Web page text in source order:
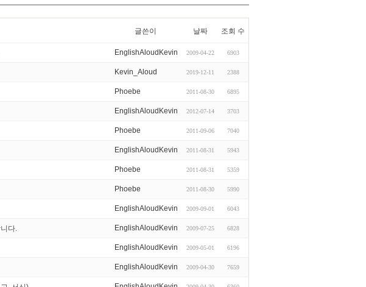
글쓴이 날짜 조회 수
EnglishAloudKevin 2009-04-22 6903
Kevin_Aloud 2019-12-11 2388
Phoebe 2011-08-30 6895
EnglishAloudKevin 2012-07-14 3703
Phoebe 2011-09-06 7040
EnglishAloudKevin 2011-08-31 5943
Phoebe 2011-08-31 5359
Phoebe 2011-08-30 5990
EnglishAloudKevin 2009-09-01 6043
다. EnglishAloudKevin 2009-07-25 6828
EnglishAloudKevin 2009-05-01 6196
EnglishAloudKevin 2009-04-30 7659